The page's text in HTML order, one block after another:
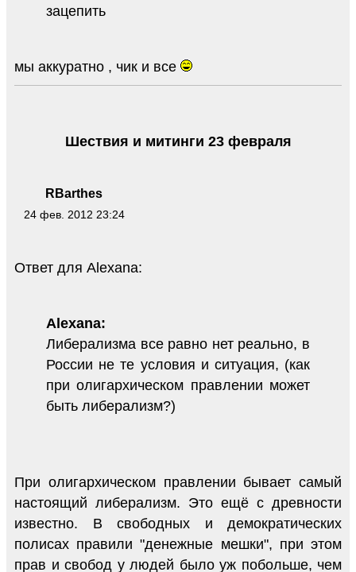
зацепить
мы аккуратно , чик и все
RBarthes
24 фев. 2012 23:24
Шествия и митинги 23 февраля
Ответ для Alexana:
Alexana:
Либерализма все равно нет реально, в
России не те условия и ситуация, (как
при олигархическом правлении может
быть либерализм?)
При олигархическом правлении бывает самый
настоящий либерализм. Это ещё с древности
известно. В свободных и демократических
полисах правили "денежные мешки", при этом
прав и свобод у людей было уж побольше, чем